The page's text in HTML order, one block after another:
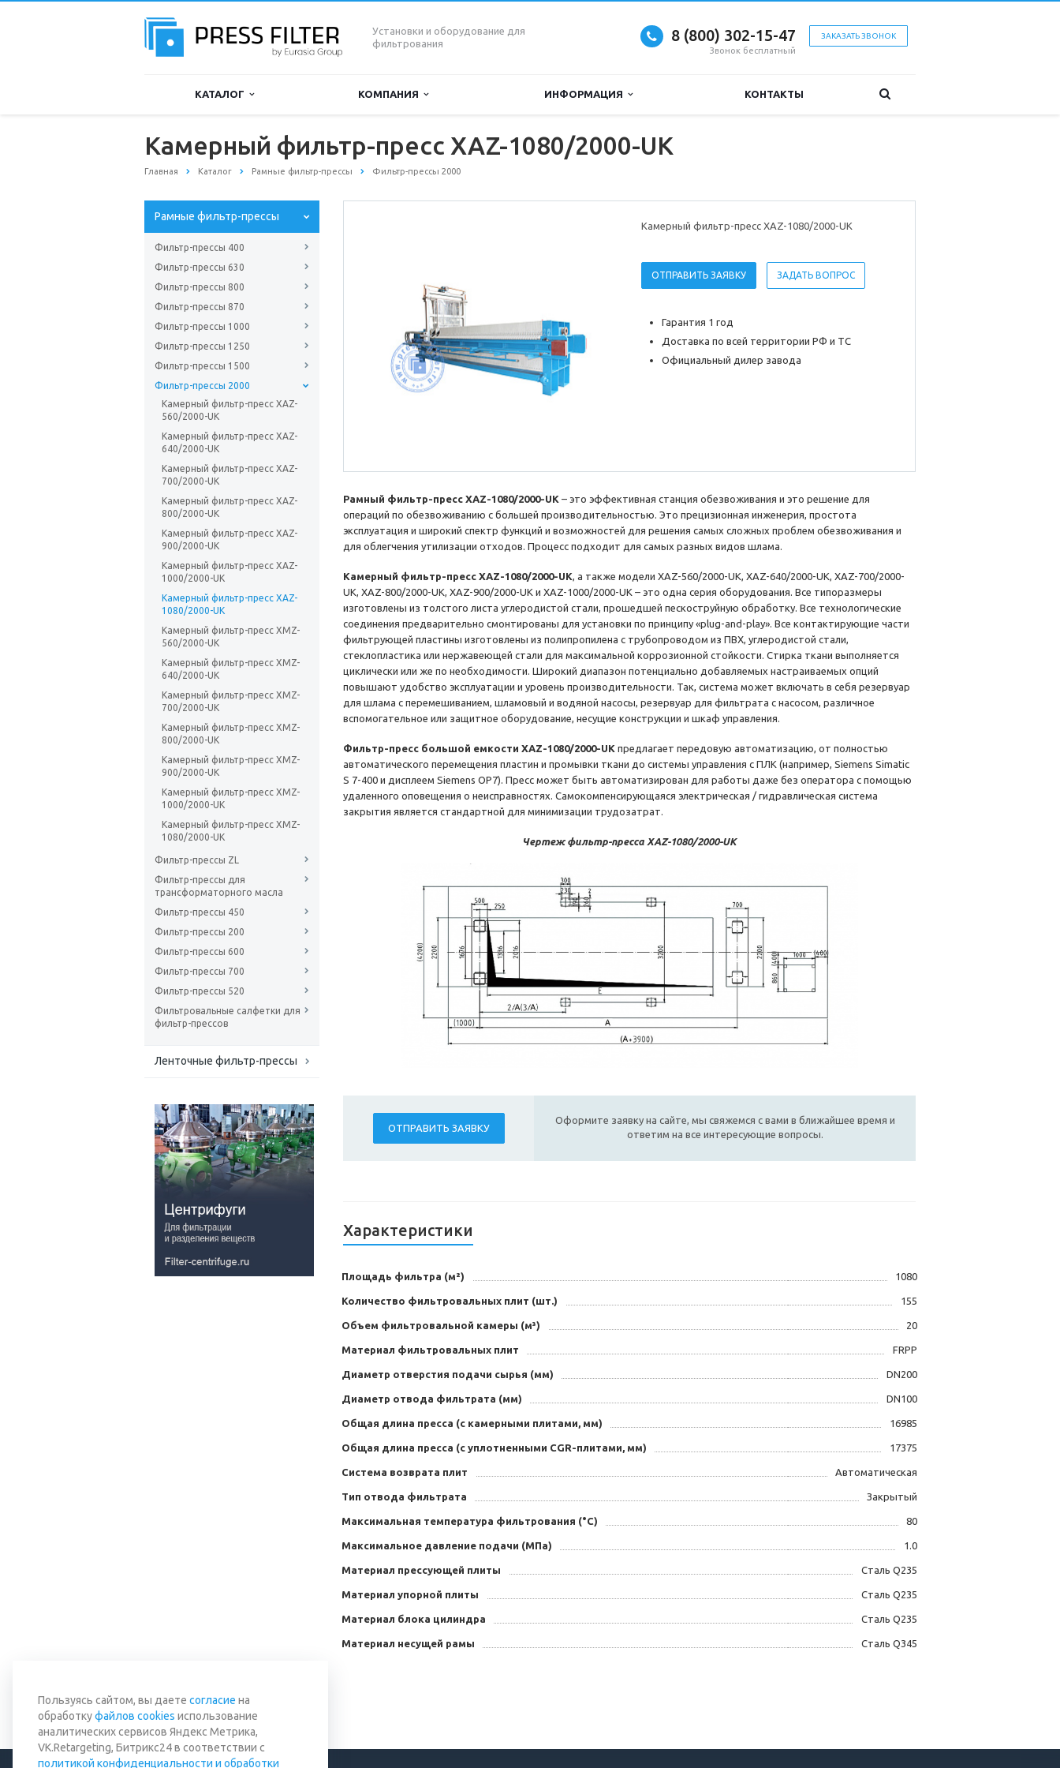
Установки и оборудование для
фильтрования
ЗАКАЗАТЬ ЗВОНОК
8 (800) 302-15-47
Звонок бесплатный
КАТАЛОГ КОМПАНИЯ ИНФОРМАЦИЯ КОНТАКТЫ
Камерный фильтр-пресс XAZ-1080/2000-UK
Главная Каталог Рамные фильтр-прессы Фильтр-прессы 2000
Рамные фильтр-прессы
Фильтр-прессы 400
Фильтр-прессы 630
Фильтр-прессы 800
Фильтр-прессы 870
Фильтр-прессы 1000
Фильтр-прессы 1250
Фильтр-прессы 1500
Фильтр-прессы 2000
Камерный фильтр-пресс XAZ-
560/2000-UK
Камерный фильтр-пресс XAZ-
640/2000-UK
Камерный фильтр-пресс XAZ-
700/2000-UK
Камерный фильтр-пресс XAZ-
800/2000-UK
Камерный фильтр-пресс XAZ-
900/2000-UK
Камерный фильтр-пресс XAZ-
1000/2000-UK
Камерный фильтр-пресс XAZ-
1080/2000-UK
Камерный фильтр-пресс XMZ-
560/2000-UK
Камерный фильтр-пресс XMZ-
640/2000-UK
Камерный фильтр-пресс XMZ-
700/2000-UK
Камерный фильтр-пресс XMZ-
800/2000-UK
Камерный фильтр-пресс XMZ-
900/2000-UK
Камерный фильтр-пресс XMZ-
1000/2000-UK
Камерный фильтр-пресс XMZ-
1080/2000-UK
Фильтр-прессы ZL
Фильтр-прессы для
трансформаторного масла
Фильтр-прессы 450
Фильтр-прессы 200
Фильтр-прессы 600
Фильтр-прессы 700
Фильтр-прессы 520
Фильтровальные салфетки для
фильтр-прессов
Ленточные фильтр-прессы
Камерный фильтр-пресс XAZ-1080/2000-UK
ОТПРАВИТЬ ЗАЯВКУ ЗАДАТЬ ВОПРОС
Гарантия 1 год
Доставка по всей территории РФ и ТС
Официальный дилер завода
Рамный фильтр-пресс XAZ-1080/2000-UK – это эффективная станция обезвоживания и это решение для
операций по обезвоживанию с большей производительностью. Это прецизионная инженерия, простота
эксплуатация и широкий спектр функций и возможностей для решения самых сложных проблем обезвоживания и
для облегчения утилизации отходов. Процесс подходит для самых разных видов шлама.
Камерный фильтр-пресс XAZ-1080/2000-UK, а также модели XAZ-560/2000-UK, XAZ-640/2000-UK, XAZ-700/2000-
UK, XAZ-800/2000-UK, XAZ-900/2000-UK и XAZ-1000/2000-UK – это одна серия оборудования. Все типоразмеры
изготовлены из толстого листа углеродистой стали, прошедшей пескоструйную обработку. Все технологические
соединения предварительно смонтированы для установки по принципу «plug-and-play». Все контактирующие части
фильтрующей пластины изготовлены из полипропилена с трубопроводом из ПВХ, углеродистой стали,
стеклопластика или нержавеющей стали для максимальной коррозионной стойкости. Стирка ткани выполняется
циклически или же по необходимости. Широкий диапазон потенциально добавляемых настраиваемых опций
повышают удобство эксплуатации и уровень производительности. Так, система может включать в себя резервуар
для шлама с перемешиванием, шламовый и водяной насосы, резервуар для фильтрата с насосом, различное
вспомогательное или защитное оборудование, несущие конструкции и шкаф управления.
Фильтр-пресс большой емкости XAZ-1080/2000-UK предлагает передовую автоматизацию, от полностью
автоматического перемещения пластин и промывки ткани до системы управления с ПЛК (например, Siemens Simatic
S 7-400 и дисплеем Siemens OP7). Пресс может быть автоматизирован для работы даже без оператора с помощью
удаленного оповещения о неисправностях. Самокомпенсирующаяся электрическая / гидравлическая система
закрытия является стандартной для минимизации трудозатрат.
Чертеж фильтр-пресса XAZ-1080/2000-UK
ОТПРАВИТЬ ЗАЯВКУ
Оформите заявку на сайте, мы свяжемся с вами в ближайшее время и
ответим на все интересующие вопросы.
Характеристики
Площадь фильтра (м²) 1080
Количество фильтровальных плит (шт.) 155
Объем фильтровальной камеры (м³) 20
Материал фильтровальных плит FRPP
Диаметр отверстия подачи сырья (мм) DN200
Диаметр отвода фильтрата (мм) DN100
Общая длина пресса (с камерными плитами, мм) 16985
Общая длина пресса (с уплотненными CGR-плитами, мм) 17375
Система возврата плит Автоматическая
Тип отвода фильтрата Закрытый
Максимальная температура фильтрования (°C) 80
Максимальное давление подачи (МПа) 1.0
Материал прессующей плиты Сталь Q235
Материал упорной плиты Сталь Q235
Материал блока цилиндра Сталь Q235
Материал несущей рамы Сталь Q345
Вернуться к списку
Пользуясь сайтом, вы даете согласие на
обработкуфайлов cookies использование
аналитических сервисов Яндекс Метрика,
VK.Retargeting, Битрикс24 в соответствии с
политикой конфиденциальности и обработки